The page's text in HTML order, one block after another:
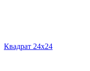
Квадрат 24х24